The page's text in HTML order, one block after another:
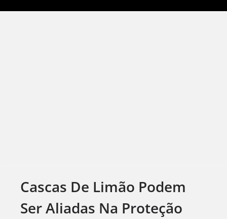
Cascas De Limão Podem
Ser Aliadas Na Proteção